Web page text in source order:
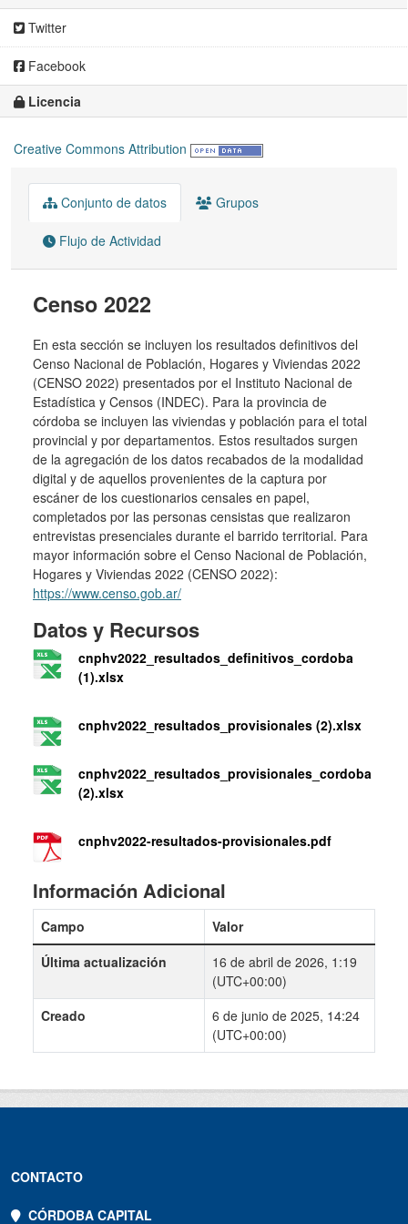
Twitter
Facebook
Licencia
Creative Commons Attribution
Conjunto de datos Grupos
Flujo de Actividad
Censo 2022
En esta sección se incluyen los resultados definitivos del
Censo Nacional de Población, Hogares y Viviendas 2022
(CENSO 2022) presentados por el Instituto Nacional de
Estadística y Censos (INDEC). Para la provincia de
córdoba se incluyen las viviendas y población para el total
provincial y por departamentos. Estos resultados surgen
de la agregación de los datos recabados de la modalidad
digital y de aquellos provenientes de la captura por
escáner de los cuestionarios censales en papel,
completados por las personas censistas que realizaron
entrevistas presenciales durante el barrido territorial. Para
mayor información sobre el Censo Nacional de Población,
Hogares y Viviendas 2022 (CENSO 2022):
https://www.censo.gob.ar/
Datos y Recursos
cnphv2022_resultados_definitivos_cordoba
(1).xlsx
cnphv2022_resultados_provisionales (2).xlsx
cnphv2022_resultados_provisionales_cordoba
(2).xlsx
cnphv2022-resultados-provisionales.pdf
Información Adicional
Campo
Valor
Última actualización
16 de abril de 2026, 1:19
(UTC+00:00)
Creado
6 de junio de 2025, 14:24
(UTC+00:00)
CONTACTO
CÓRDOBA CAPITAL